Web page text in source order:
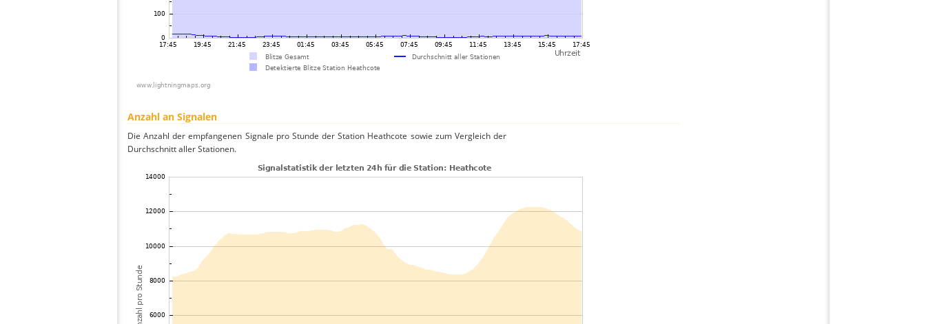
Anzahl an Signalen
Die Anzahl der empfangenen Signale pro Stunde der Station Heathcote sowie zum Vergleich der
Durchschnitt aller Stationen.